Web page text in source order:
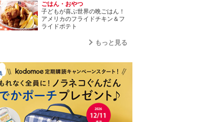
ごはん・おやつ
子どもが喜ぶ世界の晩ごはん！
アメリカのフライドチキン＆フ
ライドポテト
もっと見る